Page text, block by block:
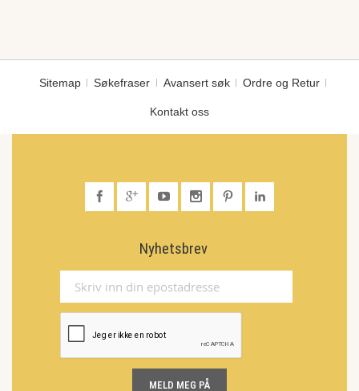
Sitemap Søkefraser Avansert søk Ordre og Retur
Kontakt oss
Nyhetsbrev
MELD MEG PÅ